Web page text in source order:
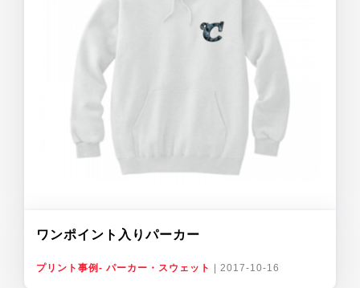
ワンポイント入りパーカー
プリント事例- パーカー・スウェット 2017-10-16